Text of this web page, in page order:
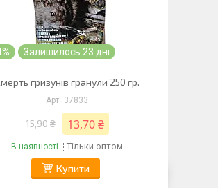
Залишилось 23 дні
гризунів гранули 250 гр.
37833
15,90 ₴ 13,70 ₴
В наявності Тільки оптом
Купити